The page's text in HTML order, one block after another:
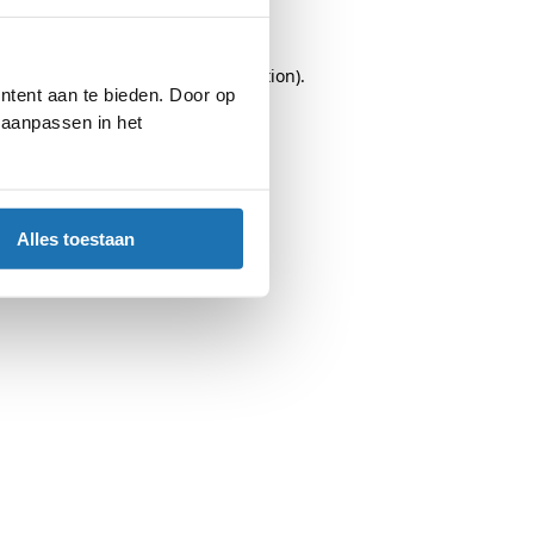
aan te bieden. Door op
in het
Alles toestaan
for more information).